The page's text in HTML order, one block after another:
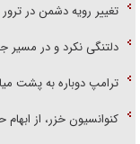
تغییر رویه دشمن در
دلتنگی نکرد و در مسیر
ترامپ دوباره به پشت
کنوانسیون خزر، از ابهام